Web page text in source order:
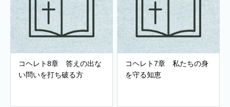
コヘレト8章 答えの出な
い問いを打ち破る方
コヘレト7章 私たちの身
を守る知恵